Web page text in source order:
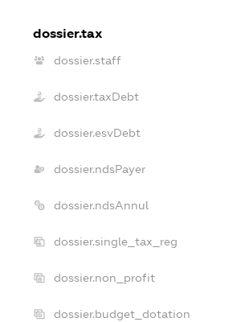
dossier.tax
dossier.staff
dossier.taxDebt
dossier.esvDebt
dossier.ndsPayer
dossier.ndsAnnul
dossier.single_tax_reg
dossier.non_profit
dossier.budget_dotation